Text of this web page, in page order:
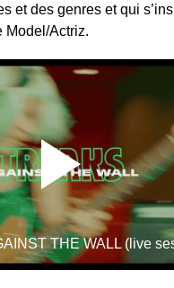
et des genres et qui
Model/Actriz.
THE WALL (live